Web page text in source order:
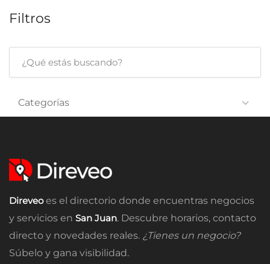
Filtros
Categorías
Direveoes el directorio donde encuentras negocios
y servicios en San Juan. Descubre horarios, contacto
directo y novedades reales. ¿Tienes un negocio?
Súbelo y gana visibilidad.